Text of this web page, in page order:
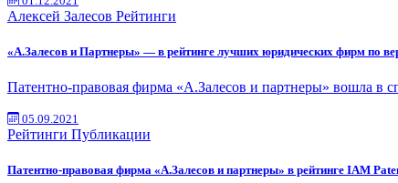
Алексей Залесов Рейтинги
«А.Залесов и Партнеры» — в рейтинге лучших юридических фирм по
Патентно-правовая фирма «А.Залесов и партнеры» вошла в
05.09.2021
Рейтинги Публикации
Патентно-правовая фирма «А.Залесов и партнеры» в рейтинге IAM